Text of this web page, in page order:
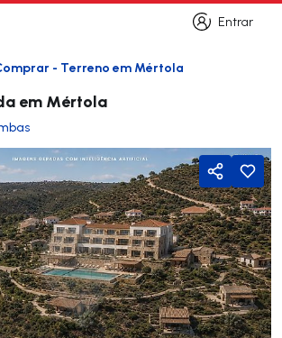
Entrar
Entrar
inicial
- Terreno em Mértola
em Mértola
Partilhar